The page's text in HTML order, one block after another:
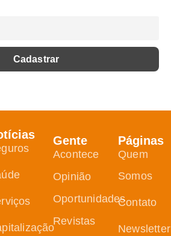
Gente
Acontece
Opinião
Oportunidades
Revistas
Páginas
Quem
Somos
Contato
Newsletter